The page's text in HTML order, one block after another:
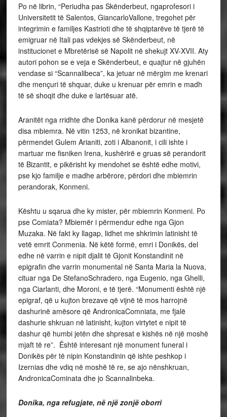
Po në librin, “Periudha pas Skënderbeut, ngaprofesori i
Universitetit të Salentos, GiancarloVallone, tregohet për
integrimin e familjes Kastrioti dhe të shqiptarëve të tjerë të
emigruar në Itali pas vdekjes së Skënderbeut, në
institucionet e Mbretërisë së Napolit në shekujt XV-XVII. Aty
autori pohon se e veja e Skënderbeut, e quajtur në gjuhën
vendase si “Scannalibeca”, ka jetuar në mërgim me krenari
dhe mençuri të shquar, duke u krenuar për emrin e madh
të së shoqit dhe duke e lartësuar atë.
Aranitët nga rridhte dhe Donika kanë përdorur në mesjetë
disa mbiemra. Në vitin 1253, në kronikat bizantine,
përmendet Gulem Arianiti, zoti i Albanonit, i cili ishte i
martuar me fisniken Irena, kushërirë e gruas së perandorit
të Bizantit, e pikërisht ky mendohet se është edhe motivi,
pse kjo familje e madhe arbërore, përdori dhe mbiemrin
perandorak, Konmeni.
Kështu u sqarua dhe ky mister, për mbiemrin Konmeni. Po
pse Comiata? Mbiemër i përmendur edhe nga Gjon
Muzaka. Në fakt ky llagap, lidhet me shkrimin latinisht të
vetë emrit Conmenia. Në këtë formë, emri i Donikës, del
edhe në varrin e nipit djalit të Gjonit Konstandinit në
epigrafin dhe varrin monumental në Santa Maria la Nuova,
cituar nga De StefanoSchradero, nga Eugenio, nga Ghelli,
nga Ciarlanti, dhe Moroni, e të tjerë. “Monumenti është një
epigraf, që u kujton brezave që vijnë të mos harrojnë
dashurinë amësore që AndronicaComniata, me fjalë
dashurie shkruan në latinisht, kujton virtytet e nipit të
dashur që humbi jetën dhe shpresat e kishës në një moshë
mjaft të re”. Është interesant një monument funeral i
Donikës për të nipin Konstandinin që ishte peshkop i
Izernias dhe vdiq në moshë të re, se ajo nënshkruan,
AndronicaCominata dhe jo Scannalinbeka.
Donika, nga refugjate, në një zonjë oborri